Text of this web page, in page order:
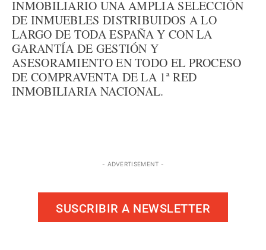
INMOBILIARIO UNA AMPLIA SELECCIÓN
DE INMUEBLES DISTRIBUIDOS A LO
LARGO DE TODA ESPAÑA Y CON LA
GARANTÍA DE GESTIÓN Y
ASESORAMIENTO EN TODO EL PROCESO
DE COMPRAVENTA DE LA 1ª RED
INMOBILIARIA NACIONAL.
- ADVERTISEMENT -
SUSCRIBIR A NEWSLETTER